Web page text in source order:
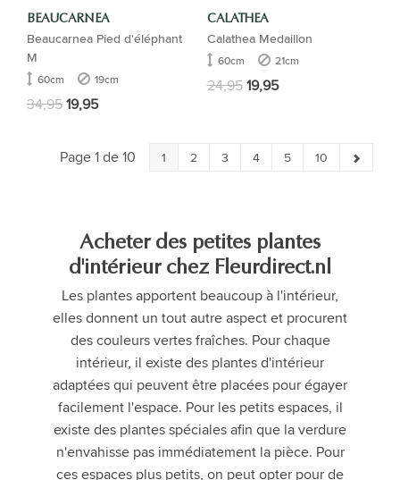
BEAUCARNEA
Beaucarnea Pied d'éléphant
M
60cm 19cm
34,9519,95
CALATHEA
Calathea Medaillon
60cm 21cm
24,9519,95
Page 1 de 10 1 2 3 4 5 10
Acheter des petites plantes
d'intérieur chez Fleurdirect.nl
Les plantes apportent beaucoup à l'intérieur,
elles donnent un tout autre aspect et procurent
des couleurs vertes fraîches. Pour chaque
intérieur, il existe des plantes d'intérieur
adaptées qui peuvent être placées pour égayer
facilement l'espace. Pour les petits espaces, il
existe des plantes spéciales afin que la verdure
n'envahisse pas immédiatement la pièce. Pour
ces espaces plus petits, on peut opter pour de